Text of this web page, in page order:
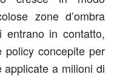
zone d’ombra
entrano in contatto,
concepite per
a milioni di